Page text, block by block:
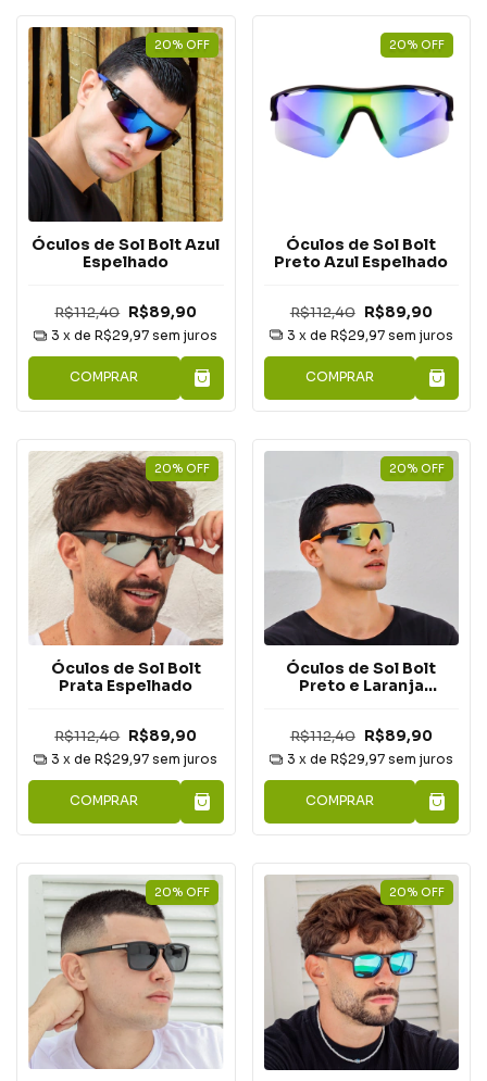
20% OFF
Óculos de Sol Bolt Azul
Espelhado
R$112,40 R$89,90
3 x deR$29,97 sem juros
COMPRAR
20% OFF
Óculos de Sol Bolt
Preto Azul Espelhado
R$112,40 R$89,90
3 x de R$29,97 sem juros
COMPRAR
20% OFF
Óculos de Sol Bolt
Prata Espelhado
R$112,40 R$89,90
3 x deR$29,97 sem juros
COMPRAR
20% OFF
Óculos de Sol Bolt
Preto e Laranja
R$112,40 R$89,90
3 x de R$29,97 sem juros
COMPRAR
20% OFF 20% OFF